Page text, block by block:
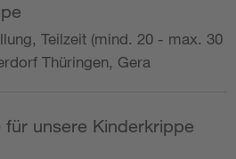
Teilzeit (mind. 20 - max. 30
Thüringen, Gera
für unsere Kinderkrippe